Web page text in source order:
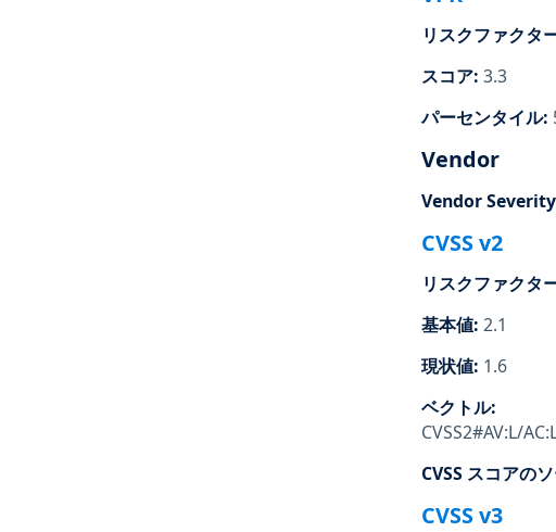
リスクファクタ
スコア: 3.3
パーセンタイル:
Vendor
Vendor Severity
CVSS v2
リスクファクタ
基本値: 2.1
現状値: 1.6
ベクトル:
CVSS2#AV:L/
CVSS スコアの
CVSS v3